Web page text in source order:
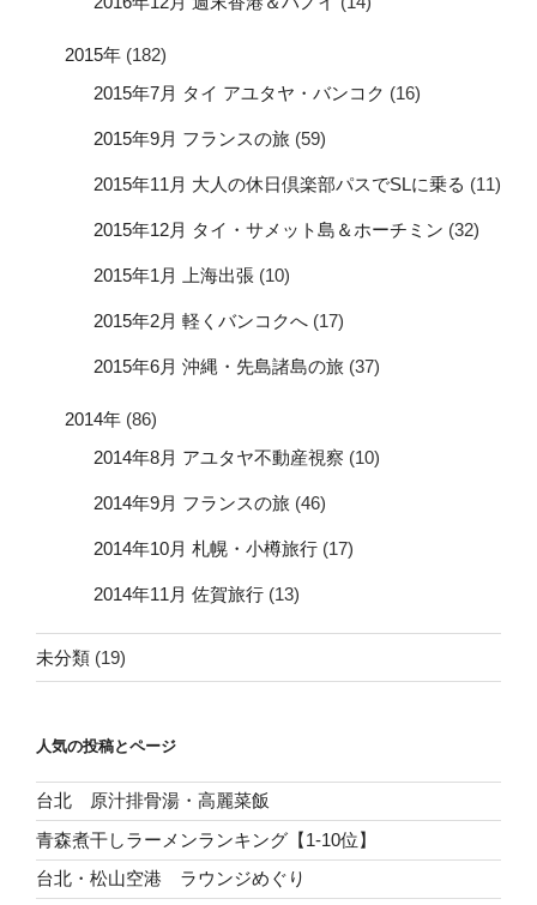
2015年 (182)
2015年7月 タイ アユタヤ・バンコク (16)
2015年9月 フランスの旅 (59)
2015年11月 大人の休日倶楽部パスでSLに乗る (11)
2015年12月 タイ・サメット島＆ホーチミン (32)
2015年1月 上海出張 (10)
2015年2月 軽くバンコクへ (17)
2015年6月 沖縄・先島諸島の旅 (37)
2014年 (86)
2014年8月 アユタヤ不動産視察 (10)
2014年9月 フランスの旅 (46)
2014年10月 札幌・小樽旅行 (17)
2014年11月 佐賀旅行 (13)
未分類 (19)
人気の投稿とページ
台北 原汁排骨湯・高麗菜飯
青森煮干しラーメンランキング【1-10位】
台北・松山空港 ラウンジめぐり